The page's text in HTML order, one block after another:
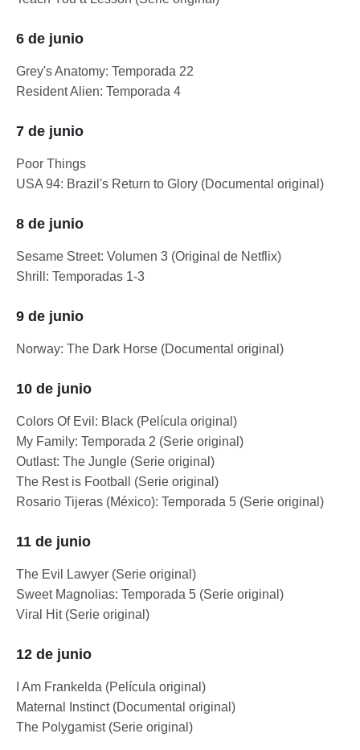
6 de junio
Grey's Anatomy: Temporada 22
Resident Alien: Temporada 4
7 de junio
Poor Things
USA 94: Brazil's Return to Glory (Documental original)
8 de junio
Sesame Street: Volumen 3 (Original de Netflix)
Shrill: Temporadas 1-3
9 de junio
Norway: The Dark Horse (Documental original)
10 de junio
Colors Of Evil: Black (Película original)
My Family: Temporada 2 (Serie original)
Outlast: The Jungle (Serie original)
The Rest is Football (Serie original)
Rosario Tijeras (México): Temporada 5 (Serie original)
11 de junio
The Evil Lawyer (Serie original)
Sweet Magnolias: Temporada 5 (Serie original)
Viral Hit (Serie original)
12 de junio
I Am Frankelda (Película original)
Maternal Instinct (Documental original)
The Polygamist (Serie original)